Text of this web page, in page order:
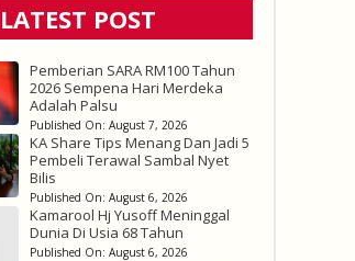
LATEST POST
Pemberian SARA RM100 Tahun
2026 Sempena Hari Merdeka
Adalah Palsu
Published On: August 7, 2026
KA Share Tips Menang Dan Jadi 5
Pembeli Terawal Sambal Nyet
Bilis
Published On: August 6, 2026
Kamarool Hj Yusoff Meninggal
Dunia Di Usia 68 Tahun
Published On: August 6, 2026